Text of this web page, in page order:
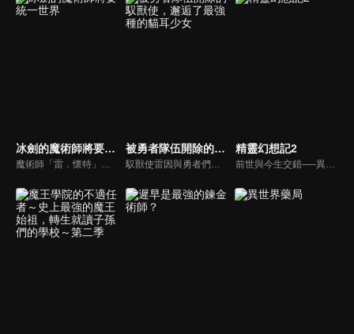
冰劍的魔術師將要統一世界 被勇者隊伍開除的馭獸使，邂逅了最強種的貓耳少女
馭獸使雷因與勇者們以打倒魔王為目標。但他在遭到勇者隊伍開除後，選擇了自由生活的冒險者之道。途中，雷因遇到了能一擊打倒魔物的貓靈族少女—奏。被雷因的才能和溫柔吸引的奏向他這麼說「要試著使役我看看嗎？」雷因和最強的貓耳少女訂下契約，邁向身為冒險者的嶄新人生。
精靈幻想記2
前世與今生交錯──異世界轉生奇幻故事的新篇章開幕！！少年利歐小時候母親遭人殺害，使他成了貧民區的孤兒。他在七歲的某一天，腦中覺醒了意外死去的日本大學生「天川春人」的記憶，並同時覺醒了「龐大的魔力」。在那之後，經歷了種種相遇與離別的利歐，暗自發誓要在雙親的故鄉向殺母仇人復仇。在歷經數年的旅程之後，利歐回到了修托萊地區，並救出了被迫進行政治聯姻的恩師瑟莉亞。然而隨後，像是被突然出現的光柱引導似地，他竟然與前世天川春人的初戀少女綾瀨美春衝擊性地重逢──。